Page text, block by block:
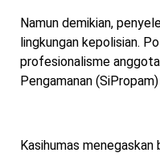
Namun demikian,
lingkungan kepolisian.
profesionalisme
Pengamanan
Kasihumas